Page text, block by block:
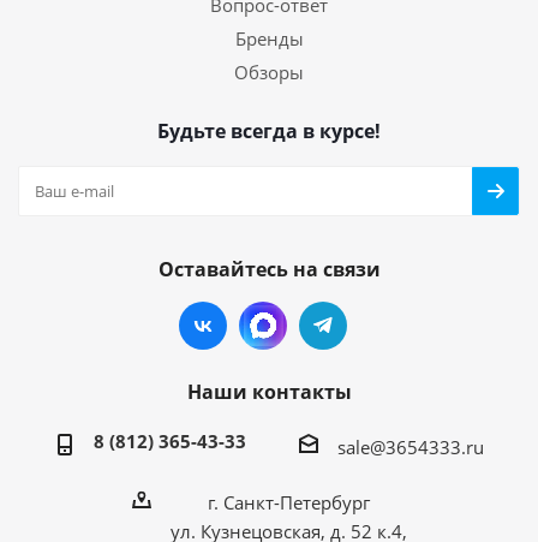
Вопрос-ответ
Бренды
Обзоры
Будьте всегда в курсе!
Оставайтесь на связи
Наши контакты
8 (812) 365-43-33 sale@3654333.ru
г. Санкт-Петербург
ул. Кузнецовская, д. 52 к.4,